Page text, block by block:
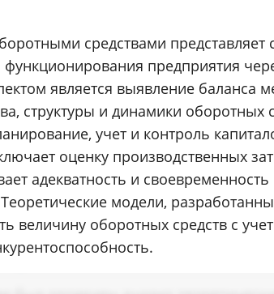
средствами
предприятия
является выявление баланса
структуры и динамики
учет и контроль
оценку производственных
адекватность и
модели,
величину оборотных средств с